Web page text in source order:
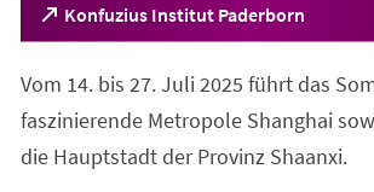
Konfuzius Institut Paderborn
(Öffnet
in
neuen
Tab)
Vom 14. bis 27. Juli 2025 führt das
faszinierende Metropole Shanghai
die Hauptstadt der Provinz Shaanxi.